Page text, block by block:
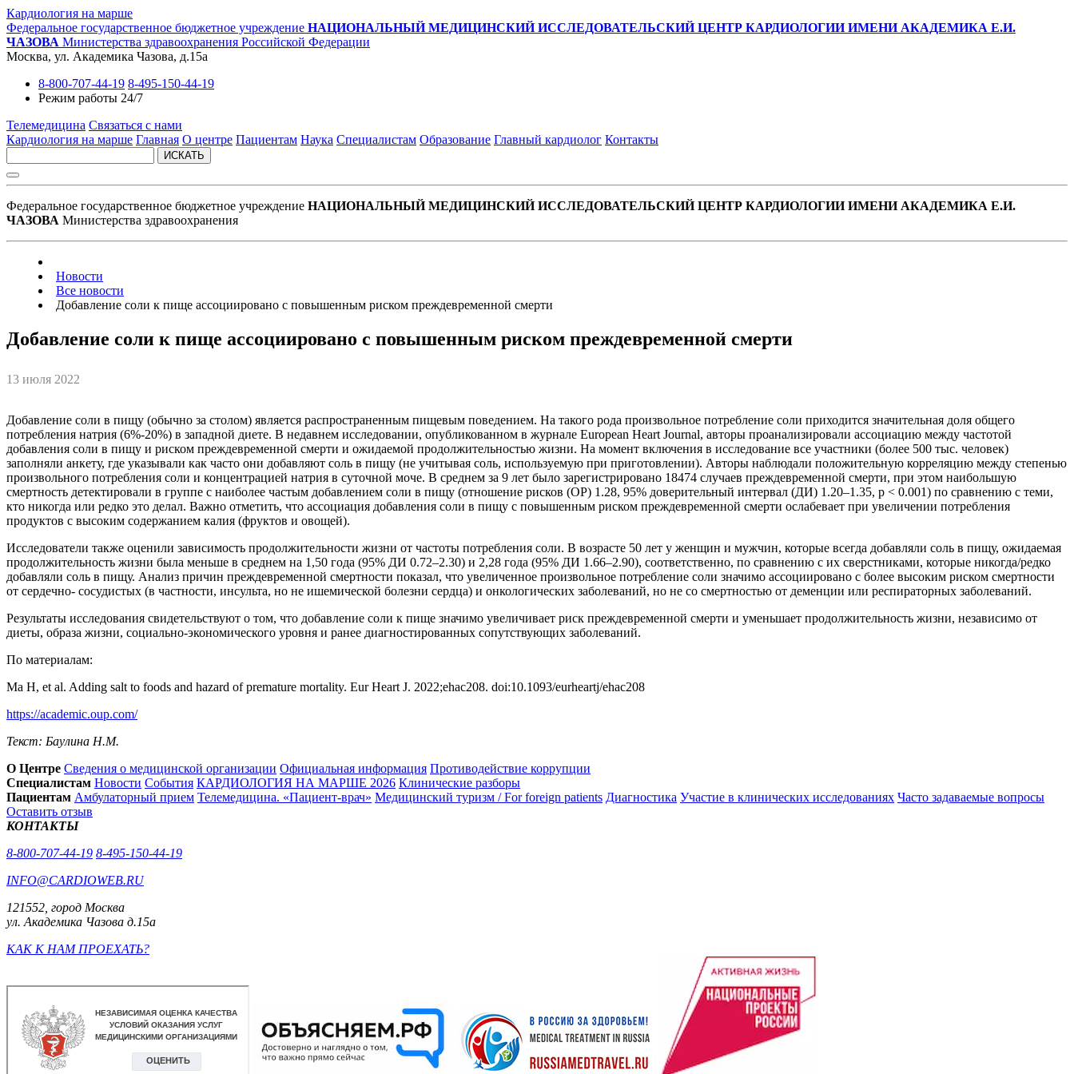
Кардиология на марше
Федеральное государственное бюджетное учреждение НАЦИОНАЛЬНЫЙ МЕДИЦИНСКИЙ ИССЛЕДОВАТЕЛЬСКИЙ ЦЕНТР КАРДИОЛОГИИ ИМЕНИ АКАДЕМИКА Е.И.
ЧАЗОВА Министерства здравоохранения Российской Федерации
Москва, ул. Академика Чазова, д.15а
8-800-707-44-19 8-495-150-44-19
Режим работы 24/7
Телемедицина Связаться с нами
Кардиология на марше Главная О центре Пациентам Наука Специалистам Образование Главный кардиолог Контакты
ИСКАТЬ
Федеральное государственное бюджетное учреждение НАЦИОНАЛЬНЫЙ МЕДИЦИНСКИЙ ИССЛЕДОВАТЕЛЬСКИЙ ЦЕНТР КАРДИОЛОГИИ ИМЕНИ АКАДЕМИКА Е.И.
ЧАЗОВА Министерства здравоохранения
Новости
Все новости
Добавление соли к пище ассоциировано с повышенным риском преждевременной смерти
Добавление соли к пище ассоциировано с повышенным риском преждевременной смерти
13 июля 2022
Добавление соли в пищу (обычно за столом) является распространенным пищевым поведением. На такого рода произвольное потребление соли приходится значительная доля общего
потребления натрия (6%-20%) в западной диете. В недавнем исследовании, опубликованном в журнале European Heart Journal, авторы проанализировали ассоциацию между частотой
добавления соли в пищу и риском преждевременной смерти и ожидаемой продолжительностью жизни. На момент включения в исследование все участники (более 500 тыс. человек)
заполняли анкету, где указывали как часто они добавляют соль в пищу (не учитывая соль, используемую при приготовлении). Авторы наблюдали положительную корреляцию между степенью
произвольного потребления соли и концентрацией натрия в суточной моче. В среднем за 9 лет было зарегистрировано 18474 случаев преждевременной смерти, при этом наибольшую
смертность детектировали в группе с наиболее частым добавлением соли в пищу (отношение рисков (ОР) 1.28, 95% доверительный интервал (ДИ) 1.20–1.35, p < 0.001) по сравнению с теми,
кто никогда или редко это делал. Важно отметить, что ассоциация добавления соли в пищу с повышенным риском преждевременной смерти ослабевает при увеличении потребления
продуктов с высоким содержанием калия (фруктов и овощей).
Исследователи также оценили зависимость продолжительности жизни от частоты потребления соли. В возрасте 50 лет у женщин и мужчин, которые всегда добавляли соль в пищу, ожидаемая
продолжительность жизни была меньше в среднем на 1,50 года (95% ДИ 0.72–2.30) и 2,28 года (95% ДИ 1.66–2.90), соответственно, по сравнению с их сверстниками, которые никогда/редко
добавляли соль в пищу. Анализ причин преждевременной смертности показал, что увеличенное произвольное потребление соли значимо ассоциировано с более высоким риском смертности
от сердечно- сосудистых (в частности, инсульта, но не ишемической болезни сердца) и онкологических заболеваний, но не со смертностью от деменции или респираторных заболеваний.
Результаты исследования свидетельствуют о том, что добавление соли к пище значимо увеличивает риск преждевременной смерти и уменьшает продолжительность жизни, независимо от
диеты, образа жизни, социально-экономического уровня и ранее диагностированных сопутствующих заболеваний.
По материалам:
Ma H, et al. Adding salt to foods and hazard of premature mortality. Eur Heart J. 2022;ehac208. doi:10.1093/eurheartj/ehac208
https://academic.oup.com/
Текст: Баулина Н.М.
О Центре Сведения о медицинской организации Официальная информация Противодействие коррупции
Специалистам Новости События КАРДИОЛОГИЯ НА МАРШЕ 2026 Клинические разборы
Пациентам Амбулаторный прием Телемедицина. «Пациент-врач» Медицинский туризм / For foreign patients Диагностика Участие в клинических исследованиях Часто задаваемые вопросы
Оставить отзыв
КОНТАКТЫ
8-800-707-44-19 8-495-150-44-19
INFO@CARDIOWEB.RU
121552, город Москва
ул. Академика Чазова д.15а
КАК К НАМ ПРОЕХАТЬ?